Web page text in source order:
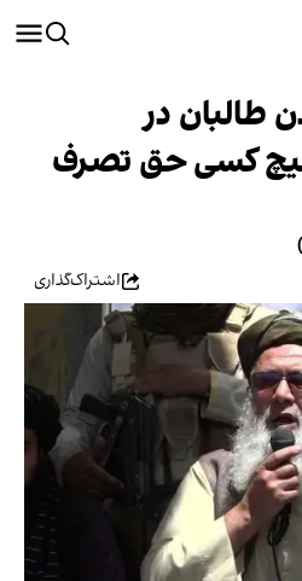
طالبان در
کسی حق تصرف
اشتراک‌گذاری